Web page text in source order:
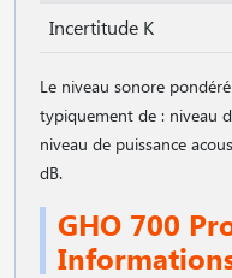
Incertitude K
Le niveau sonore
typiquement de : niveau
niveau de puissance
dB.
GHO 700